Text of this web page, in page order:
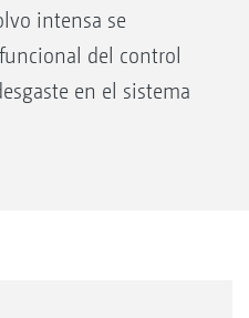
intensa se
del control
en el sistema